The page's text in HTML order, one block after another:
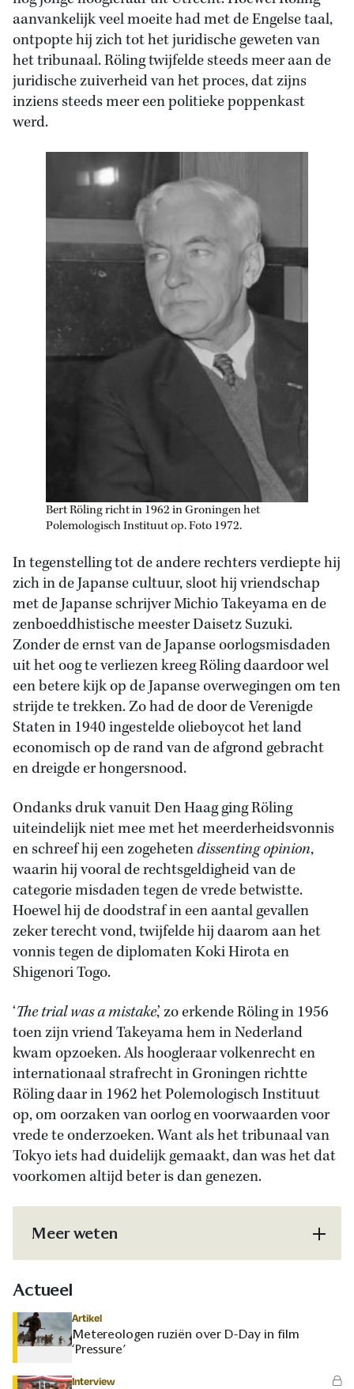
aanvankelijk veel moeite had met de Engelse taal,
ontpopte hij zich tot het juridische geweten van
het tribunaal. Röling twijfelde steeds meer aan de
juridische zuiverheid van het proces, dat zijns
inziens steeds meer een politieke poppenkast
werd.
Bert Röling richt in 1962 in Groningen het
Polemologisch Instituut op. Foto 1972.
In tegenstelling tot de andere rechters verdiepte hij
zich in de Japanse cultuur, sloot hij vriendschap
met de Japanse schrijver Michio Takeyama en de
zenboeddhistische meester Daisetz Suzuki.
Zonder de ernst van de Japanse oorlogsmisdaden
uit het oog te verliezen kreeg Röling daardoor wel
een betere kijk op de Japanse overwegingen om ten
strijde te trekken. Zo had de door de Verenigde
Staten in 1940 ingestelde olieboycot het land
economisch op de rand van de afgrond gebracht
en dreigde er hongersnood.
Ondanks druk vanuit Den Haag ging Röling
uiteindelijk niet mee met het meerderheidsvonnis
en schreef hij een zogehetendissenting opinion,
waarin hij vooral de rechtsgeldigheid van de
categorie misdaden tegen de vrede betwistte.
Hoewel hij de doodstraf in een aantal gevallen
zeker terecht vond, twijfelde hij daarom aan het
vonnis tegen de diplomaten Koki Hirota en
Shigenori Togo.
‘The trial was a mistake,’ zo erkende Röling in 1956
toen zijn vriend Takeyama hem in Nederland
kwam opzoeken. Als hoogleraar volkenrecht en
internationaal strafrecht in Groningen richtte
Röling daar in 1962 het Polemologisch Instituut
op, om oorzaken van oorlog en voorwaarden voor
vrede te onderzoeken. Want als het tribunaal van
Tokyo iets had duidelijk gemaakt, dan was het dat
voorkomen altijd beter is dan genezen.
Meer weten
Actueel
Artikel
Metereologen ruziën over D-Day in film
‘Pressure’
Interview